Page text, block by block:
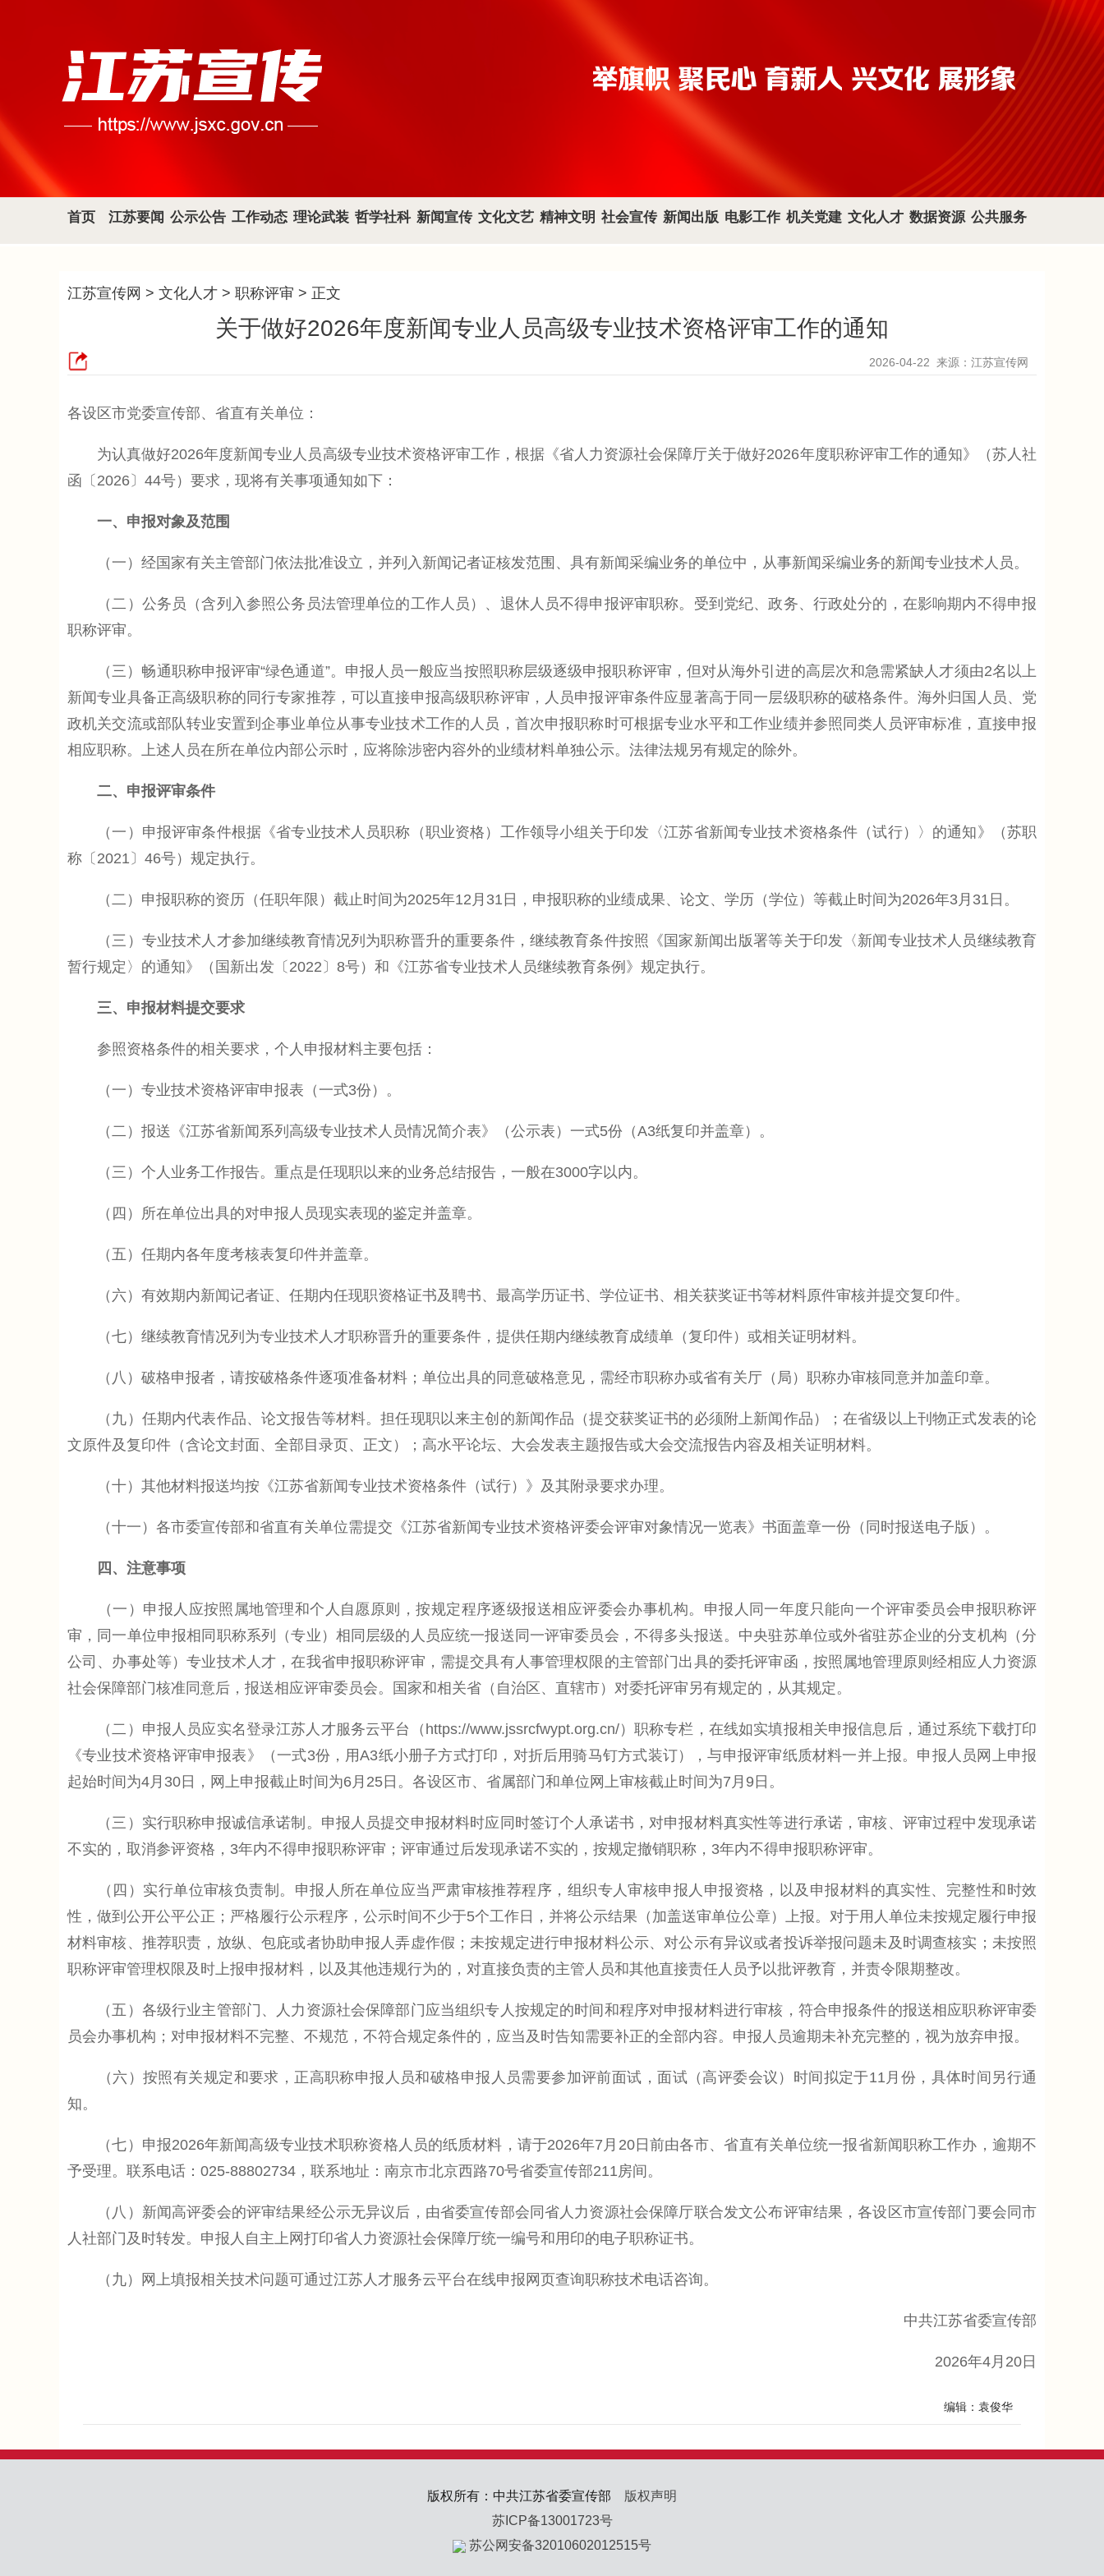
首页 江苏要闻 公示公告 工作动态 理论武装 哲学社科 新闻宣传 文化文艺 精神文明 社会宣传 新闻出版 电影工作 机关党建 文化人才 数据资源 公共服务
江苏宣传网 > 文化人才 > 职称评审 > 正文
关于做好2026年度新闻专业人员高级专业技术资格评审工作的通知
2026-04-22 来源：江苏宣传网
各设区市党委宣传部、省直有关单位：
为认真做好2026年度新闻专业人员高级专业技术资格评审工作，根据《省人力资源社会保障厅关于做好2026年度职称评审工作的通知》（苏人社
函〔2026〕44号）要求，现将有关事项通知如下：
一、申报对象及范围
（一）经国家有关主管部门依法批准设立，并列入新闻记者证核发范围、具有新闻采编业务的单位中，从事新闻采编业务的新闻专业技术人员。
（二）公务员（含列入参照公务员法管理单位的工作人员）、退休人员不得申报评审职称。受到党纪、政务、行政处分的，在影响期内不得申报
职称评审。
（三）畅通职称申报评审“绿色通道”。申报人员一般应当按照职称层级逐级申报职称评审，但对从海外引进的高层次和急需紧缺人才须由2名以上
新闻专业具备正高级职称的同行专家推荐，可以直接申报高级职称评审，人员申报评审条件应显著高于同一层级职称的破格条件。海外归国人员、党
政机关交流或部队转业安置到企事业单位从事专业技术工作的人员，首次申报职称时可根据专业水平和工作业绩并参照同类人员评审标准，直接申报
相应职称。上述人员在所在单位内部公示时，应将除涉密内容外的业绩材料单独公示。法律法规另有规定的除外。
二、申报评审条件
（一）申报评审条件根据《省专业技术人员职称（职业资格）工作领导小组关于印发〈江苏省新闻专业技术资格条件（试行）〉的通知》（苏职
称〔2021〕46号）规定执行。
（二）申报职称的资历（任职年限）截止时间为2025年12月31日，申报职称的业绩成果、论文、学历（学位）等截止时间为2026年3月31日。
（三）专业技术人才参加继续教育情况列为职称晋升的重要条件，继续教育条件按照《国家新闻出版署等关于印发〈新闻专业技术人员继续教育
暂行规定〉的通知》（国新出发〔2022〕8号）和《江苏省专业技术人员继续教育条例》规定执行。
三、申报材料提交要求
参照资格条件的相关要求，个人申报材料主要包括：
（一）专业技术资格评审申报表（一式3份）。
（二）报送《江苏省新闻系列高级专业技术人员情况简介表》（公示表）一式5份（A3纸复印并盖章）。
（三）个人业务工作报告。重点是任现职以来的业务总结报告，一般在3000字以内。
（四）所在单位出具的对申报人员现实表现的鉴定并盖章。
（五）任期内各年度考核表复印件并盖章。
（六）有效期内新闻记者证、任期内任现职资格证书及聘书、最高学历证书、学位证书、相关获奖证书等材料原件审核并提交复印件。
（七）继续教育情况列为专业技术人才职称晋升的重要条件，提供任期内继续教育成绩单（复印件）或相关证明材料。
（八）破格申报者，请按破格条件逐项准备材料；单位出具的同意破格意见，需经市职称办或省有关厅（局）职称办审核同意并加盖印章。
（九）任期内代表作品、论文报告等材料。担任现职以来主创的新闻作品（提交获奖证书的必须附上新闻作品）；在省级以上刊物正式发表的论
文原件及复印件（含论文封面、全部目录页、正文）；高水平论坛、大会发表主题报告或大会交流报告内容及相关证明材料。
（十）其他材料报送均按《江苏省新闻专业技术资格条件（试行）》及其附录要求办理。
（十一）各市委宣传部和省直有关单位需提交《江苏省新闻专业技术资格评委会评审对象情况一览表》书面盖章一份（同时报送电子版）。
四、注意事项
（一）申报人应按照属地管理和个人自愿原则，按规定程序逐级报送相应评委会办事机构。申报人同一年度只能向一个评审委员会申报职称评
审，同一单位申报相同职称系列（专业）相同层级的人员应统一报送同一评审委员会，不得多头报送。中央驻苏单位或外省驻苏企业的分支机构（分
公司、办事处等）专业技术人才，在我省申报职称评审，需提交具有人事管理权限的主管部门出具的委托评审函，按照属地管理原则经相应人力资源
社会保障部门核准同意后，报送相应评审委员会。国家和相关省（自治区、直辖市）对委托评审另有规定的，从其规定。
（二）申报人员应实名登录江苏人才服务云平台（https://www.jssrcfwypt.org.cn/）职称专栏，在线如实填报相关申报信息后，通过系统下载打印
《专业技术资格评审申报表》（一式3份，用A3纸小册子方式打印，对折后用骑马钉方式装订），与申报评审纸质材料一并上报。申报人员网上申报
起始时间为4月30日，网上申报截止时间为6月25日。各设区市、省属部门和单位网上审核截止时间为7月9日。
（三）实行职称申报诚信承诺制。申报人员提交申报材料时应同时签订个人承诺书，对申报材料真实性等进行承诺，审核、评审过程中发现承诺
不实的，取消参评资格，3年内不得申报职称评审；评审通过后发现承诺不实的，按规定撤销职称，3年内不得申报职称评审。
（四）实行单位审核负责制。申报人所在单位应当严肃审核推荐程序，组织专人审核申报人申报资格，以及申报材料的真实性、完整性和时效
性，做到公开公平公正；严格履行公示程序，公示时间不少于5个工作日，并将公示结果（加盖送审单位公章）上报。对于用人单位未按规定履行申报
材料审核、推荐职责，放纵、包庇或者协助申报人弄虚作假；未按规定进行申报材料公示、对公示有异议或者投诉举报问题未及时调查核实；未按照
职称评审管理权限及时上报申报材料，以及其他违规行为的，对直接负责的主管人员和其他直接责任人员予以批评教育，并责令限期整改。
（五）各级行业主管部门、人力资源社会保障部门应当组织专人按规定的时间和程序对申报材料进行审核，符合申报条件的报送相应职称评审委
员会办事机构；对申报材料不完整、不规范，不符合规定条件的，应当及时告知需要补正的全部内容。申报人员逾期未补充完整的，视为放弃申报。
（六）按照有关规定和要求，正高职称申报人员和破格申报人员需要参加评前面试，面试（高评委会议）时间拟定于11月份，具体时间另行通
知。
（七）申报2026年新闻高级专业技术职称资格人员的纸质材料，请于2026年7月20日前由各市、省直有关单位统一报省新闻职称工作办，逾期不
予受理。联系电话：025-88802734，联系地址：南京市北京西路70号省委宣传部211房间。
（八）新闻高评委会的评审结果经公示无异议后，由省委宣传部会同省人力资源社会保障厅联合发文公布评审结果，各设区市宣传部门要会同市
人社部门及时转发。申报人自主上网打印省人力资源社会保障厅统一编号和用印的电子职称证书。
（九）网上填报相关技术问题可通过江苏人才服务云平台在线申报网页查询职称技术电话咨询。
中共江苏省委宣传部
2026年4月20日
编辑：袁俊华
版权所有：中共江苏省委宣传部 版权声明
苏ICP备13001723号
苏公网安备32010602012515号